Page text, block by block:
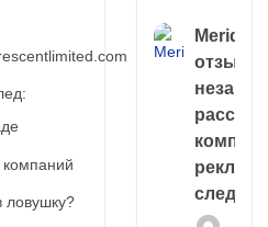
ловушку?
следа